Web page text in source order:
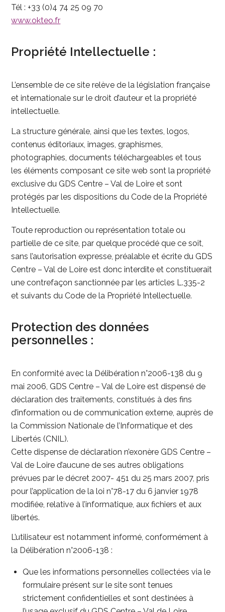
Tél : +33 (0)4 74 25 09 70
www.okteo.fr
Propriété Intellectuelle :
L’ensemble de ce site relève de la législation française
et internationale sur le droit d’auteur et la propriété
intellectuelle.
La structure générale, ainsi que les textes, logos,
contenus éditoriaux, images, graphismes,
photographies, documents téléchargeables et tous
les éléments composant ce site web sont la propriété
exclusive du GDS Centre – Val de Loire et sont
protégés par les dispositions du Code de la Propriété
Intellectuelle.
Toute reproduction ou représentation totale ou
partielle de ce site, par quelque procédé que ce soit,
sans l’autorisation expresse, préalable et écrite du GDS
Centre – Val de Loire est donc interdite et constituerait
une contrefaçon sanctionnée par les articles L.335-2
et suivants du Code de la Propriété Intellectuelle.
Protection des données
personnelles :
En conformité avec la Délibération n°2006-138 du 9
mai 2006, GDS Centre – Val de Loire est dispensé de
déclaration des traitements, constitués à des fins
d’information ou de communication externe, auprès de
la Commission Nationale de l’Informatique et des
Libertés (CNIL).
Cette dispense de déclaration n’exonère GDS Centre –
Val de Loire d’aucune de ses autres obligations
prévues par le décret 2007- 451 du 25 mars 2007, pris
pour l’application de la loi n°78-17 du 6 janvier 1978
modifiée, relative à l’informatique, aux fichiers et aux
libertés.
L’utilisateur est notamment informé, conformément à
la Délibération n°2006-138 :
Que les informations personnelles collectées via le
formulaire présent sur le site sont tenues
strictement confidentielles et sont destinées à